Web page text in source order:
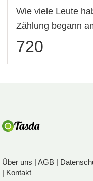
Wie viele Leute
Zählung begann
720
Über uns |AGB |
| Kontakt